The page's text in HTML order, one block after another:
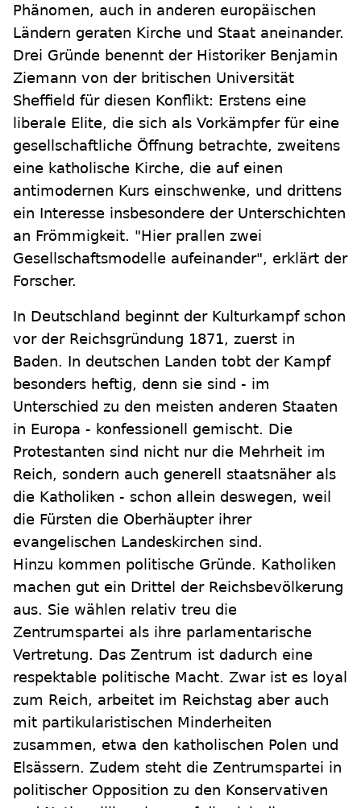
Phänomen, auch in anderen europäischen
Ländern geraten Kirche und Staat aneinander.
Drei Gründe benennt der Historiker Benjamin
Ziemann von der britischen Universität
Sheffield für diesen Konflikt: Erstens eine
liberale Elite, die sich als Vorkämpfer für eine
gesellschaftliche Öffnung betrachte, zweitens
eine katholische Kirche, die auf einen
antimodernen Kurs einschwenke, und drittens
ein Interesse insbesondere der Unterschichten
an Frömmigkeit. "Hier prallen zwei
Gesellschaftsmodelle aufeinander", erklärt der
Forscher.
In Deutschland beginnt der Kulturkampf schon
vor der Reichsgründung 1871, zuerst in
Baden. In deutschen Landen tobt der Kampf
besonders heftig, denn sie sind - im
Unterschied zu den meisten anderen Staaten
in Europa - konfessionell gemischt. Die
Protestanten sind nicht nur die Mehrheit im
Reich, sondern auch generell staatsnäher als
die Katholiken - schon allein deswegen, weil
die Fürsten die Oberhäupter ihrer
evangelischen Landeskirchen sind.
Hinzu kommen politische Gründe. Katholiken
machen gut ein Drittel der Reichsbevölkerung
aus. Sie wählen relativ treu die
Zentrumspartei als ihre parlamentarische
Vertretung. Das Zentrum ist dadurch eine
respektable politische Macht. Zwar ist es loyal
zum Reich, arbeitet im Reichstag aber auch
mit partikularistischen Minderheiten
zusammen, etwa den katholischen Polen und
Elsässern. Zudem steht die Zentrumspartei in
politischer Opposition zu den Konservativen